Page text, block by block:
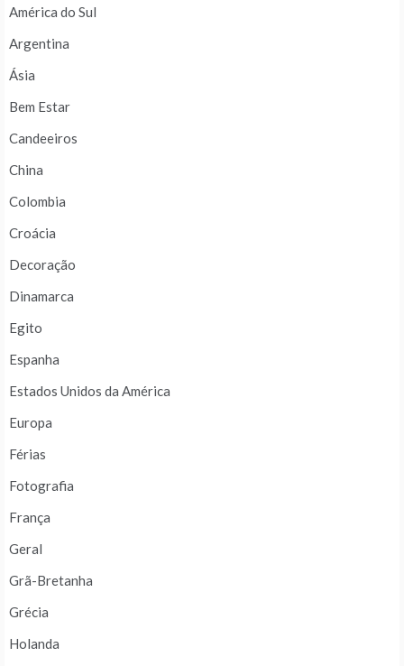
América do Sul
Argentina
Ásia
Bem Estar
Candeeiros
China
Colombia
Croácia
Decoração
Dinamarca
Egito
Espanha
Estados Unidos da América
Europa
Férias
Fotografia
França
Geral
Grã-Bretanha
Grécia
Holanda